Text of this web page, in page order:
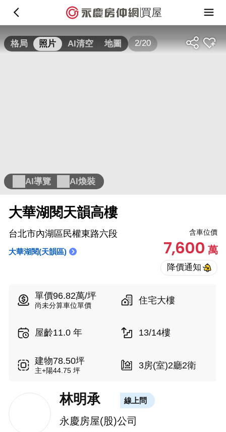
買屋
格局 照片 AI清空 地圖 2/20
AI導覽 AI煥裝
大華湖閱天韻高樓
台北市內湖區民權東路六段
大華湖閱(天韻區)
含車位價
7,600萬
單價96.82萬/坪
尚未分算車位單價 住宅大樓
屋齡11.0 年 13/14樓
建物78.50坪
主+陽44.75 坪 3房(室)2廳2衛
林明承 線上問
永慶房屋(股)公司